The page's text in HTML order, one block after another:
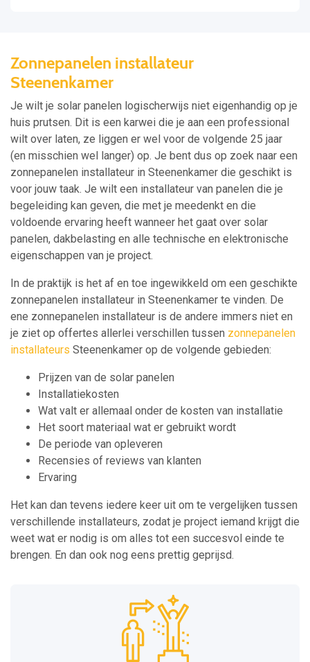
Zonnepanelen installateur
Steenenkamer
Je wilt je solar panelen logischerwijs niet eigenhandig op je
huis prutsen. Dit is een karwei die je aan een professional
wilt over laten, ze liggen er wel voor de volgende 25 jaar
(en misschien wel langer) op. Je bent dus op zoek naar een
zonnepanelen installateur in Steenenkamer die geschikt is
voor jouw taak. Je wilt een installateur van panelen die je
begeleiding kan geven, die met je meedenkt en die
voldoende ervaring heeft wanneer het gaat over solar
panelen, dakbelasting en alle technische en elektronische
eigenschappen van je project.
In de praktijk is het af en toe ingewikkeld om een geschikte
zonnepanelen installateur in Steenenkamer te vinden. De
ene zonnepanelen installateur is de andere immers niet en
je ziet op offertes allerlei verschillen tussen zonnepanelen
installateurs Steenenkamer op de volgende gebieden:
Prijzen van de solar panelen
Installatiekosten
Wat valt er allemaal onder de kosten van installatie
Het soort materiaal wat er gebruikt wordt
De periode van opleveren
Recensies of reviews van klanten
Ervaring
Het kan dan tevens iedere keer uit om te vergelijken tussen
verschillende installateurs, zodat je project iemand krijgt die
weet wat er nodig is om alles tot een succesvol einde te
brengen. En dan ook nog eens prettig geprijsd.